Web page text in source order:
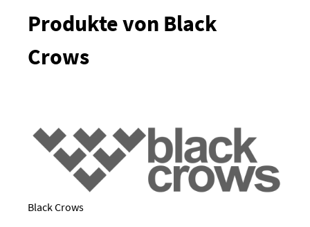
Produkte von Black
Crows
Black Crows